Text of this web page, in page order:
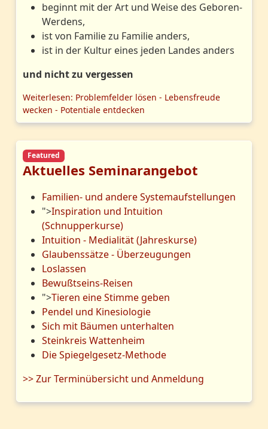
beginnt mit der Art und Weise des Geboren-
Werdens,
ist von Familie zu Familie anders,
ist in der Kultur eines jeden Landes anders
und nicht zu vergessen
Weiterlesen: Problemfelder lösen - Lebensfreude
wecken - Potentiale entdecken
Featured
Aktuelles Seminarangebot
Familien- und andere Systemaufstellungen
">Inspiration und Intuition
(Schnupperkurse)
Intuition - Medialität (Jahreskurse)
Glaubenssätze - Überzeugungen
Loslassen
Bewußtseins-Reisen
">Tieren eine Stimme geben
Pendel und Kinesiologie
Sich mit Bäumen unterhalten
Steinkreis Wattenheim
Die Spiegelgesetz-Methode
>> Zur Terminübersicht und Anmeldung